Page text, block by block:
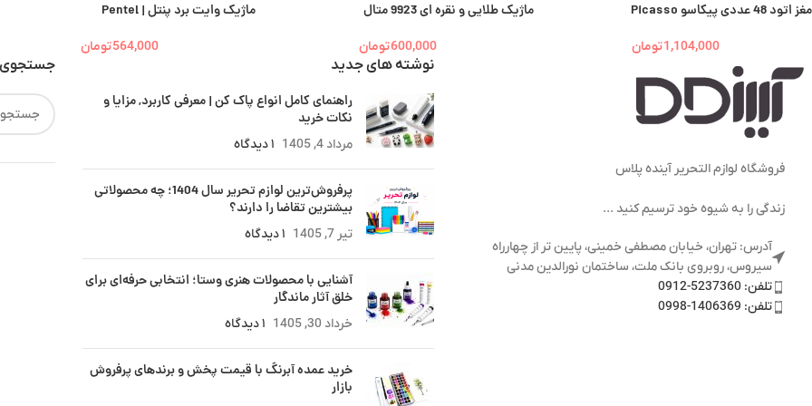
مغز اتود 48 عددی پیکاسو Picasso
1,104,000تومان
ماژیک طلایی و نقره ای 9923 متال
600,000تومان
ماژیک وایت برد پنتل | Pentel
564,000تومان
فروشگاه لوازم التحریر آینده پلاس
زندگی را به شیوه خود ترسیم کنید ...
آدرس: تهران، خیابان مصطفی خمینی، پایین تر از چهارراه
سیروس، روبروی بانک ملت، ساختمان نورالدین مدنی
تلفن: 5237360-0912
تلفن: 1406369-0998
نوشته های جدید
راهنمای کامل انواع پاک کن | معرفی کاربرد, مزایا و
نکات خرید
مرداد 4, 1405 ۱ دیدگاه
پرفروش‌ترین لوازم تحریر سال 1404؛ چه محصولاتی
بیشترین تقاضا را دارند؟
تیر 7, 1405 ۱ دیدگاه
آشنایی با محصولات هنری وستا؛ انتخابی حرفه‌ای برای
خلق آثار ماندگار
خرداد 30, 1405 ۱ دیدگاه
خرید عمده آبرنگ با قیمت پخش و برندهای پرفروش
بازار